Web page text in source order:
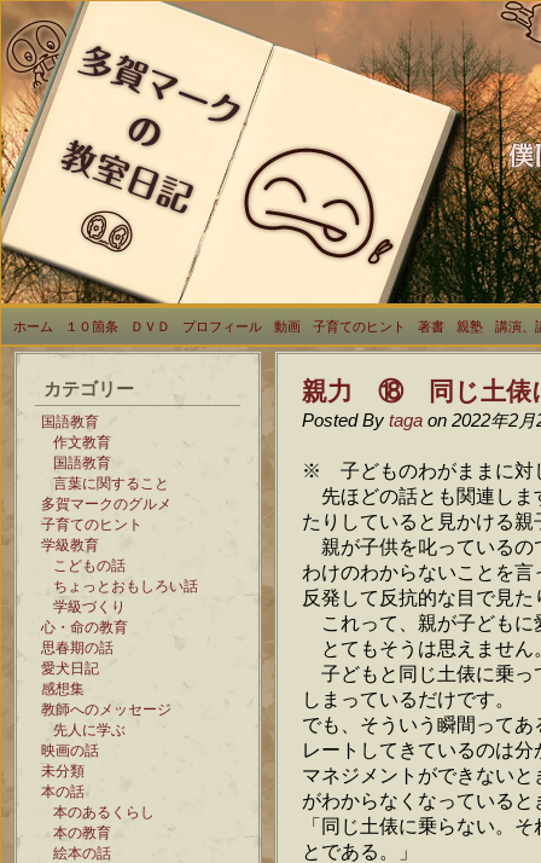
ホーム １０箇条 ＤＶＤ プロフィール 動画 子育てのヒント 著書 親塾 講演、
カテゴリー
国語教育
作文教育
国語教育
言葉に関すること
多賀マークのグルメ
子育てのヒント
学級教育
こどもの話
ちょっとおもしろい話
学級づくり
心・命の教育
思春期の話
愛犬日記
感想集
教師へのメッセージ
先人に学ぶ
映画の話
未分類
本の話
本のあるくらし
本の教育
絵本の話
親力 ⑱ 同じ土俵
Posted By taga on 2022年2月
※ 子どものわがままに対
先ほどの話とも関連しま
たりしていると見かける
親が子供を叱っているの
わけのわからないことを
反発して反抗的な目で見
これって、親が子どもに
とてもそうは思えません
子どもと同じ土俵に乗っ
しまっているだけです。
でも、そういう瞬間って
レートしてきているのは
マネジメントができない
がわからなくなっている
「同じ土俵に乗らない。
とである。」